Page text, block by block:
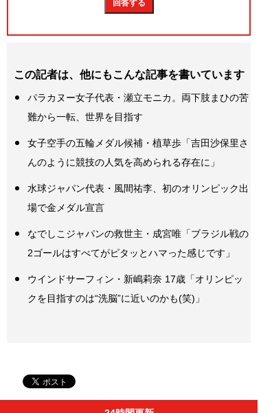
この記者は、他にもこんな記事を書いています
パラカヌー女子代表・瀬立モニカ。両下肢まひの苦
難から一転、世界を目指す
女子空手の五輪メダル候補・植草歩「吉田沙保里さ
んのように競技の人気を高められる存在に」
水球ジャパン代表・風間祐李、初のオリンピック出
場で金メダル宣言
なでしこジャパンの救世主・成宮唯「ブラジル戦の
2ゴールはすべてがピタッとハマった感じです」
ウインドサーフィン・新嶋莉奈 17歳「オリンピッ
クを目指すのは“洗脳”に近いのかも(笑)」